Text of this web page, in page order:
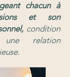
chacun à
et son
condition
une relation